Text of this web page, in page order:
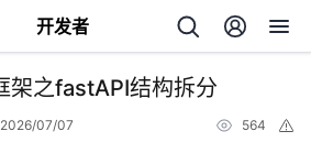
开发者
架之fastAPI结构拆分
2026/07/07 564